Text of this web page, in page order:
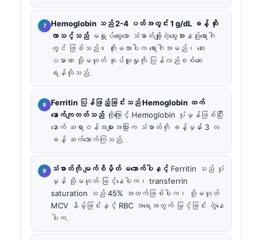
Hemoglobin သည် 2-4 ပတ်အတွင်း 1 g/dL ခန့် တိုး
လာသင့်သည်မရှုပ်ထွေးသော သံဓာတ်ချို့တဲ့သွေးအားနည်းရောဂါ
တွင် ဖြစ်သည်။ တိုးမလာပါက ရောဂါအမည်၊ ဆေး
ပမာဏ သို့မဟုတ် စုပ်ယူမှုကို ပြန်လည်စစ်ဆေး
ရန်လိုသည်.
Ferritin ပြန်ဖြည့်ခြင်းသည် Hemoglobin ထက်
နောက်ကျတတ်သည်ထို့ကြောင့် Hemoglobin ပုံမှန်ဖြစ်ပြီး
နောက် ဆရာဝန်အများအပြားက သံဓာတ်ကို ခန့်မှန်း 3 လ
ခန့် ဆက်သောက်ကြသည်.
သံဓာတ်ကို မျက်စိမှိတ် မသောက်ပါနှင့် Ferritin သည် ပုံ
မှန် သို့မဟုတ် မြင့်နေပါက၊ transferrin
saturation သည် 45% အထက်ဖြစ်ပါက၊ သို့မဟုတ်
MCV နိမ့်ခြင်းနှင့် RBC အရေအတွက် မြင့်ခြင်း တွဲနေ
ပါက.